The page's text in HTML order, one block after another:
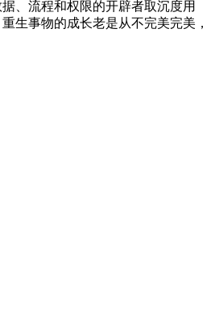
、流程和权限的开辟者取沉度用
生事物的成长老是从不完美完美，